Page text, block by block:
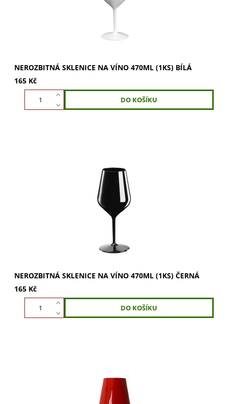
NEROZBITNÁ SKLENICE NA VÍNO 470ML (1KS) BÍLÁ
165 Kč
Nerozbitná sklenice na víno 470ml, černá. Vychutnejte si
víno v plné kráse díky optimálnímu tvaru pro rozvinutí
vůní. Ideální pro víno i šampaňské....
NEROZBITNÁ SKLENICE NA VÍNO 470ML (1KS) ČERNÁ
165 Kč
Nerozbitná sklenice na víno 470ml (1ks) Červená.
Vychutnejte si plnou chuť a vůni vína s touto elegantní a
odolnou sklenicí. Ideální pro víno i...